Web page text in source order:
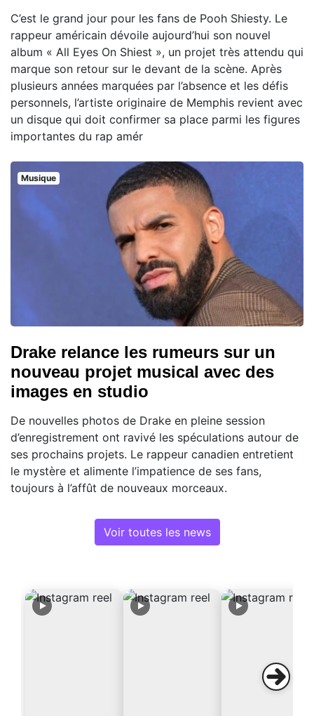
C’est le grand jour pour les fans de Pooh Shiesty. Le
rappeur américain dévoile aujourd’hui son nouvel
album « All Eyes On Shiest », un projet très attendu qui
marque son retour sur le devant de la scène. Après
plusieurs années marquées par l’absence et les défis
personnels, l’artiste originaire de Memphis revient avec
un disque qui doit confirmer sa place parmi les figures
importantes du rap amér
Musique
Drake relance les rumeurs sur un
nouveau projet musical avec des
images en studio
De nouvelles photos de Drake en pleine session
d’enregistrement ont ravivé les spéculations autour de
ses prochains projets. Le rappeur canadien entretient
le mystère et alimente l’impatience de ses fans,
toujours à l’affût de nouveaux morceaux.
Voir toutes les news